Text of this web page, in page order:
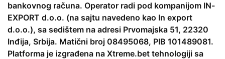
bankovnog računa. Operator radi pod kompanijom IN-
EXPORT d.o.o. (na sajtu navedeno kao In export
d.o.o.), sa sedištem na adresi Prvomajska 51, 22320
Inđija, Srbija. Matični broj 08495068, PIB 101489081.
Platforma je izgrađena na Xtreme.bet tehnologiji sa